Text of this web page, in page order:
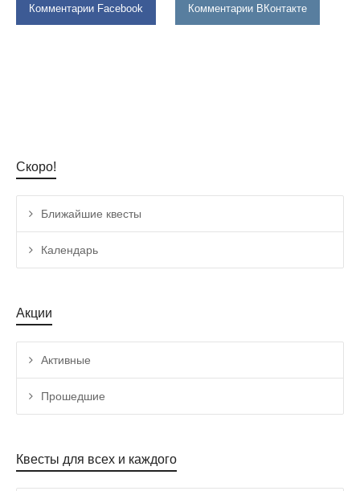
Комментарии Facebook Комментарии ВКонтакте
Скоро!
Ближайшие квесты
Календарь
Акции
Активные
Прошедшие
Квесты для всех и каждого